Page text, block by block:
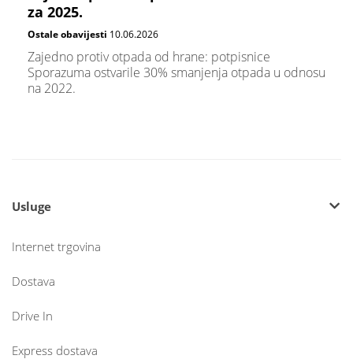
za 2025.
Ostale obavijesti 10.06.2026
Zajedno protiv otpada od hrane: potpisnice
Sporazuma ostvarile 30% smanjenja otpada u odnosu
na 2022.
Usluge
Internet trgovina
Dostava
Drive In
Express dostava